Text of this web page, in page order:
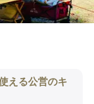
える公営のキ